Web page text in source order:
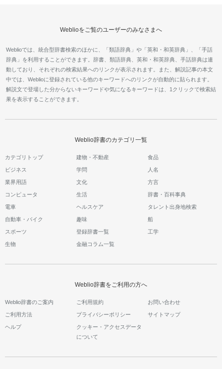
Weblioをご覧のユーザーのみなさまへ
Weblioでは、統合型辞書検索のほかに、「類語辞典」や「英和・和英辞典」、「手話
辞典」を利用することができます。辞書、類語辞典、英和・和英辞典、手話辞典は連
動しており、それぞれの検索結果へのリンクが表示されます。また、解説記事の本文
中では、Weblioに登録されている他のキーワードへのリンクが自動的に貼られます。
解説文で登場した分からないキーワードや気になるキーワードは、1クリックで検索結
果を表示することができます。
Weblio辞書のカテゴリ一覧
カテゴリトップ 建物・不動産 食品
ビジネス 学問 人名
業界用語 文化 方言
コンピュータ 生活 辞書・百科事典
電車 ヘルスケア タレント出身地検索
自動車・バイク 趣味 船
スポーツ 登録辞書一覧 工学
生物 金融コラム一覧
Weblio辞書をご利用の方へ
Weblio辞書のご案内 ご利用規約 お問い合わせ
ご利用方法 プライバシーポリシー サイトマップ
ヘルプ
クッキー・アクセスデータ
について